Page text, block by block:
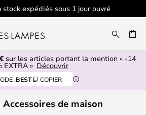
expédiés sous 1 jour ouvré
sur les articles portant la mention « -14
EXTRA » Découvrir
:BEST COPIER
de maison